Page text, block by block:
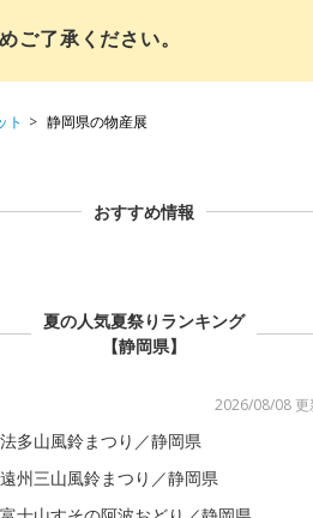
ご了承ください。
ト 静岡県の物産展
おすすめ情報
夏の人気夏祭りランキング
【静岡県】
2026/08/08 更
法多山風鈴まつり／静岡県
遠州三山風鈴まつり／静岡県